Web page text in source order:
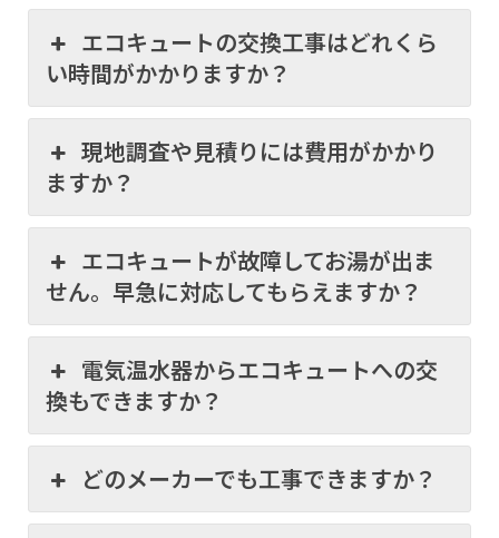
エコキュートの交換工事はどれくら
い時間がかかりますか？
現地調査や見積りには費用がかかり
ますか？
エコキュートが故障してお湯が出ま
せん。早急に対応してもらえますか？
電気温水器からエコキュートへの交
換もできますか？
どのメーカーでも工事できますか？